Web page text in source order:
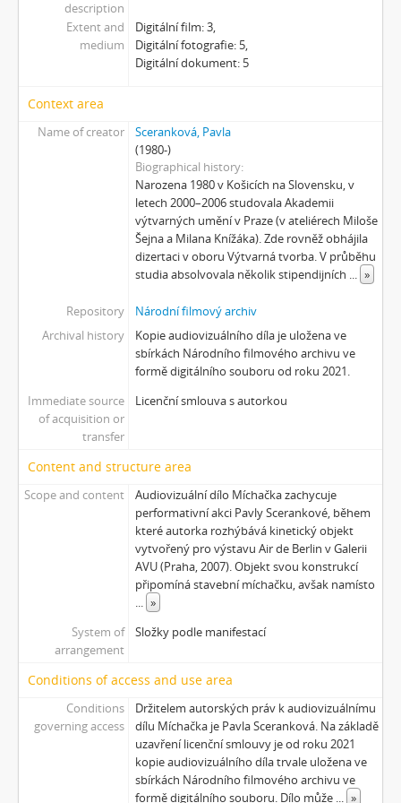
[Subseries] Klatov
[Subseries] Jizvy, jiskry, jistoty
[Subseries] Země, světlo, vzduch
[Subseries] Painting
[Subseries] Virtuální opona
[Subseries] Grafika podzimu
[Subseries] Yes No Yes
[Subseries] Zrcadlo času
[Subseries] Píseň hlemýžďů jdoucích na pohřeb
[Subseries] Abstraktní animace ze 60. let
[Subseries] Barvy
[Subseries] Pinup
[Subseries] The Time
[Subseries] Čas zkoušky
[Subseries] Musica Picta – Chvíle něhy
[Subseries] Musica Picta – Hodina slavnosti
[Subseries] Musica Picta – Minuty strachu
[Subseries] Musica Picta – Čas smutku
[Subseries] Velká dětská symfonie
[Subseries] Musica Picta – Čas radování
[Subseries] Musica Picta – Čas veselosti
[Subseries] Jednou ráno
[Subseries] Magnety
[Subseries] Wet Video
[Subseries] Muránská Zdychava
[Subseries] Meditace
[Subseries] O velikosti významu
[Subseries] Dead or Alive 2
[Subseries] Hortvs Winariencis Mayrav
[Subseries] Lampyris
[Subseries] Marienbad
[Subseries] Somnia Molitori / Miller’s visions
description
Extent and
medium
Digitální film: 3,
Digitální fotografie: 5,
Digitální dokument: 5
Context area
Name of creator
Sceranková, Pavla
(1980-)
Biographical history
Narozena 1980 v Košicích na Slovensku, v
letech 2000–2006 studovala Akademii
výtvarných umění v Praze (v ateliérech Miloše
Šejna a Milana Knížáka). Zde rovněž obhájila
dizertaci v oboru Výtvarná tvorba. V průběhu
studia absolvovala několik stipendijních ... »
Repository
Národní filmový archiv
Archival history
Kopie audiovizuálního díla je uložena ve
sbírkách Národního filmového archivu ve
formě digitálního souboru od roku 2021.
Immediate source
of acquisition or
transfer
Licenční smlouva s autorkou
Content and structure area
Scope and content
Audiovizuální dílo Míchačka zachycuje
performativní akci Pavly Scerankové, během
které autorka rozhýbává kinetický objekt
vytvořený pro výstavu Air de Berlin v Galerii
AVU (Praha, 2007). Objekt svou konstrukcí
připomíná stavební míchačku, avšak namísto
... »
System of
arrangement
Složky podle manifestací
Conditions of access and use area
Conditions
governing access
Držitelem autorských práv k audiovizuálnímu
dílu Míchačka je Pavla Sceranková. Na základě
uzavření licenční smlouvy je od roku 2021
kopie audiovizuálního díla trvale uložena ve
sbírkách Národního filmového archivu ve
formě digitálního souboru. Dílo může ... »